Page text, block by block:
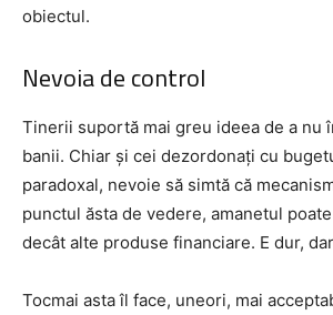
obiectul.
Nevoia de control
Tinerii suportă mai greu ideea de a nu
banii. Chiar și cei dezordonați cu
paradoxal, nevoie să simtă că
punctul ăsta de vedere, amanetul
decât alte produse financiare. E dur,
Tocmai asta îl face, uneori, mai